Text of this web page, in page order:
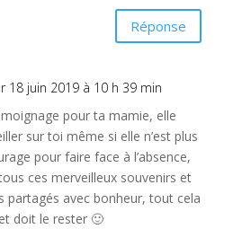
Réponse
18 juin 2019 à 10 h 39 min
pour ta mamie, elle
sur toi même si elle n’est plus
pour faire face à l’absence,
ces merveilleux souvenirs et
partagés avec bonheur, tout cela
doit le rester 🙂